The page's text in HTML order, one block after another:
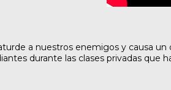
a nuestros enemigos y causa
durante las clases privadas que